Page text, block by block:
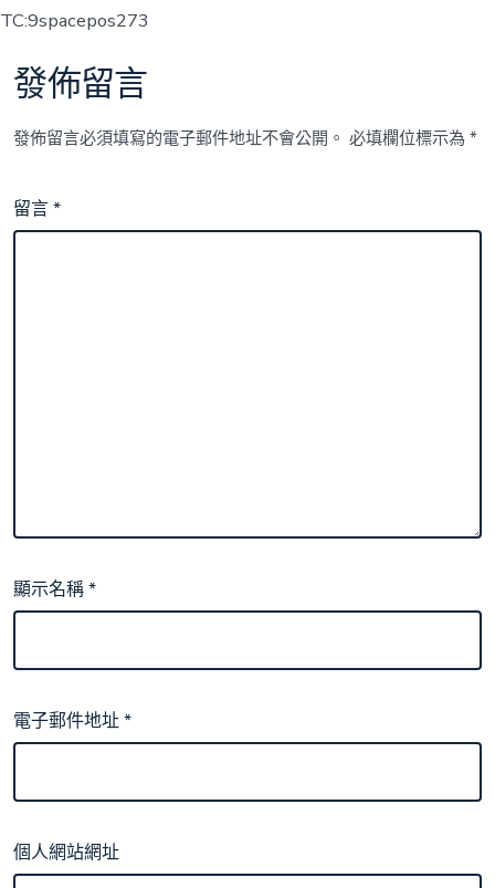
TC:9spacepos273
發佈留言
發佈留言必須填寫的電子郵件地址不會公開。 必填欄位標示為*
留言*
顯示名稱*
電子郵件地址*
個人網站網址